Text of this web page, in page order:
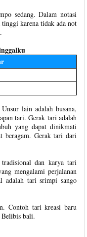
sedang. Dalam notasi
karena tidak ada not
lain adalah busana,
tari. Gerak tari adalah
yang dapat dinikmati
beragam. Gerak tari dari
dan karya tari
mengalami perjalanan
adalah tari srimpi sango
Contoh tari kreasi baru
Belibis bali.